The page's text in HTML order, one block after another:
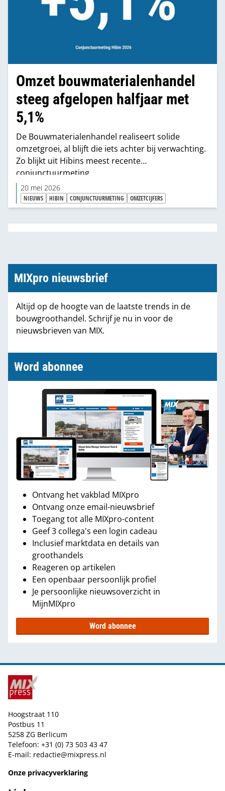
Omzet bouwmaterialenhandel
steeg afgelopen halfjaar met
5,1%
De Bouwmaterialenhandel realiseert solide
omzetgroei, al blijft die iets achter bij verwachting.
Zo blijkt uit Hibins meest recente
conjunctuurmeting.
20 mei 2026
NIEUWS HIBIN CONJUNCTUURMETING OMZETCIJFERS
MIXpro nieuwsbrief
Altijd op de hoogte van de laatste trends in de
bouwgroothandel. Schrijf je nu in voor de
nieuwsbrieven van MIX.
Word abonnee
Ontvang het vakblad MIXpro
Ontvang onze email-nieuwsbrief
Toegang tot alle MIXpro-content
Geef 3 collega's een login cadeau
Inclusief marktdata en details van
groothandels
Reageren op artikelen
Een openbaar persoonlijk profiel
Je persoonlijke nieuwsoverzicht in
MijnMIXpro
Word abonnee
Hoogstraat 110
Postbus 11
5258 ZG Berlicum
Telefoon: +31 (0) 73 503 43 47
E-mail: redactie@mixpress.nl
Onze privacyverklaring